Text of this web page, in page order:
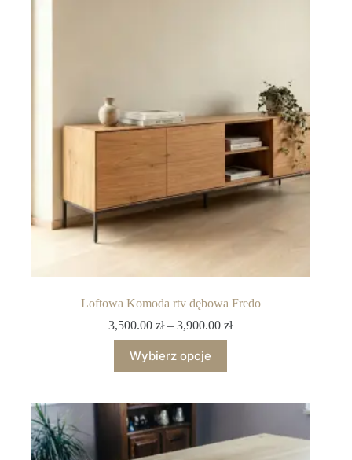
Loftowa Komoda rtv dębowa Fredo
3,500.00zł – 3,900.00zł
Wybierz opcje